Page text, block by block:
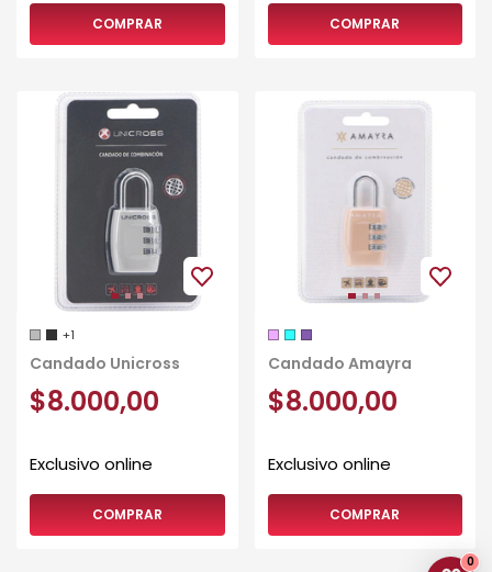
COMPRAR COMPRAR
+1
Candado Unicross
$8.000,00
COMPRAR
Candado Amayra
$8.000,00
COMPRAR
0